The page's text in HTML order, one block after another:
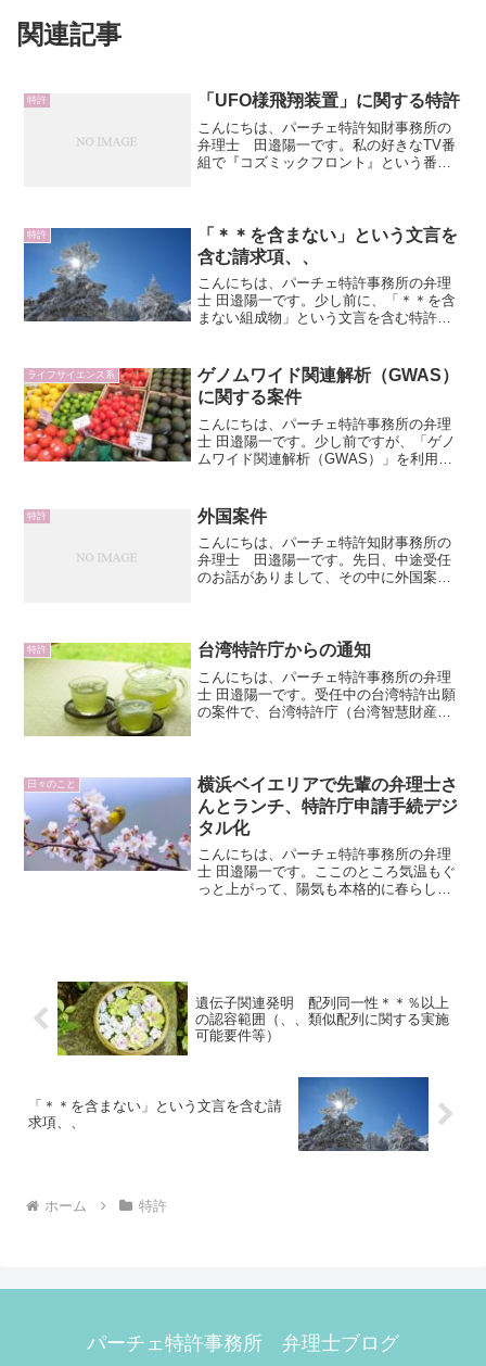
関連記事
特許 「UFO様飛翔装置」に関する特許
こんにちは、パーチェ特許知財事務所の
弁理士 田邉陽一です。私の好きなTV番
組で『コズミックフロント』という番組
ですが、「宇宙...
特許
「＊＊を含まない」という文言を
含む請求項、、
こんにちは、パーチェ特許事務所の弁理
士 田邉陽一です。少し前に、「＊＊を含
まない組成物」という文言を含む特許の
組成物（平成22年(行ケ)第10245号 審決取
消請求...
ライフサイエンス系
ゲノムワイド関連解析（GWAS）
に関する案件
こんにちは、パーチェ特許事務所の弁理
士 田邉陽一です。少し前ですが、「ゲノ
ムワイド関連解析（GWAS）」を利用し
現型」との関連性を示す「変異」（SNP
やInDel等）を...
特許 外国案件
こんにちは、パーチェ特許知財事務所の
弁理士 田邉陽一です。先日、中途受任
のお話がありまして、その中に外国案件
の関係でPCTや、さらに...
特許 台湾特許庁からの通知
こんにちは、パーチェ特許事務所の弁理
士 田邉陽一です。受任中の台湾特許出願
の案件で、台湾特許庁（台湾智慧財産
「中華民国111年＊＊月＊...
日々のこと
横浜ベイエリアで先輩の弁理士さ
んとランチ、特許庁申請手続デジ
タル化
こんにちは、パーチェ特許事務所の弁理
士 田邉陽一です。ここのところ気温もぐ
っと上がって、陽気も本格的に春らしく
遺伝子関連発明 配列同一性＊＊％以上
の認容範囲（、、類似配列に関する実施
可能要件等）
「＊＊を含まない」という文言を含む請
求項、、
ホーム 特許
パーチェ特許事務所 弁理士ブログ